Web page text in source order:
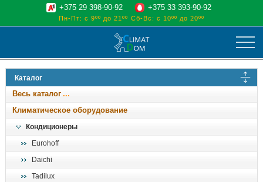
климат
отопительные котлы
водоснабжение
+375 29 398-90-92 +375 33 393-90-92
Пн-Пт: с 9ºº до 21ºº Сб-Вс: с 10ºº до 20ºº
Каталог
Весь каталог
Климатическое оборудование
Кондиционеры
Eurohoff
Daichi
Tadilux